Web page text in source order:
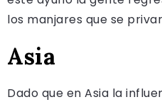
los manjares que se
Asia
Dado que en Asia la